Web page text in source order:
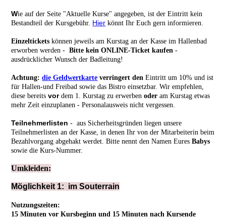
Wie auf der Seite "Aktuelle Kurse" angegeben, ist der Eintritt kein
Bestandteil der Kursgebühr. Hier könnt Ihr Euch gern informieren.
Einzeltickets können jeweils am Kurstag an der Kasse im Hallenbad
erworben werden -Bitte kein ONLINE-Ticket kaufen -
ausdrücklicher Wunsch der Badleitung!
Achtung:dieGeldwertkarte verringert denEintritt um 10% und ist
für Hallen-und Freibad sowie das Bistro einsetzbar. Wir empfehlen,
diese bereitsvordem 1. Kurstag zu erwerbenoder am Kurstag etwas
mehr Zeit einzuplanen - Personalausweis nicht vergessen.
Teilnehmerlisten- aus Sicherheitsgründen liegen unsere
Teilnehmerlisten an der Kasse, in denen Ihr von der Mitarbeiterin beim
Bezahlvorgang abgehakt werdet. Bitte nennt den Namen EuresBabys
sowie die Kurs-Nummer.
Umkleiden:
Möglichkeit 1: im Souterrain
Nutzungszeiten:
15 Minuten vor Kursbeginn und 15 Minuten nach Kursende